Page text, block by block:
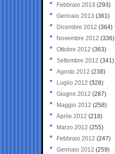
Febbraio 2013 (293)
Gennaio 2013 (361)
Dicembre 2012 (364)
Novembre 2012 (336)
Ottobre 2012 (363)
Settembre 2012 (341)
Agosto 2012 (238)
Luglio 2012 (328)
Giugno 2012 (287)
Maggio 2012 (258)
Aprile 2012 (218)
Marzo 2012 (255)
Febbraio 2012 (247)
Gennaio 2012 (259)